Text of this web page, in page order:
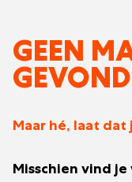
GEEN
Maar hé, laat
Misschien vind